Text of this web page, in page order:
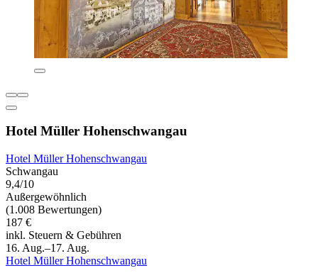
Hotel Müller Hohenschwangau
Hotel Müller Hohenschwangau
Schwangau
9,4/10
Außergewöhnlich
(1.008 Bewertungen)
187 €
inkl. Steuern & Gebühren
16. Aug.–17. Aug.
Hotel Müller Hohenschwangau